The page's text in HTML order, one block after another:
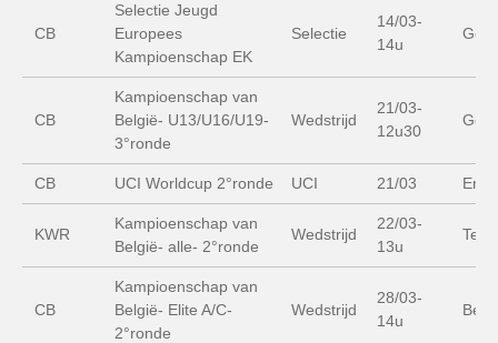
CB
Selectie Jeugd
Europees
Kampioenschap EK
Selectie
14/03-
14u
CB
Kampioenschap van
België- U13/U16/U19-
3°ronde
Wedstrijd
21/03-
12u30
CB UCI Worldcup 2°ronde UCI 21/03
KWR
Kampioenschap van
België- alle- 2°ronde
Wedstrijd
22/03-
13u
Ter
CB
Kampioenschap van
België- Elite A/C-
2°ronde
Wedstrijd
28/03-
14u